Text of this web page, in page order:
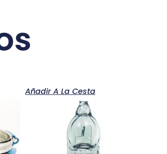
Añadir A La Cesta